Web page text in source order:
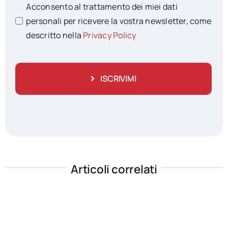
Acconsento al trattamento dei miei dati
personali per ricevere la vostra newsletter, come
descritto nella Privacy Policy
ISCRIVIMI
Articoli correlati